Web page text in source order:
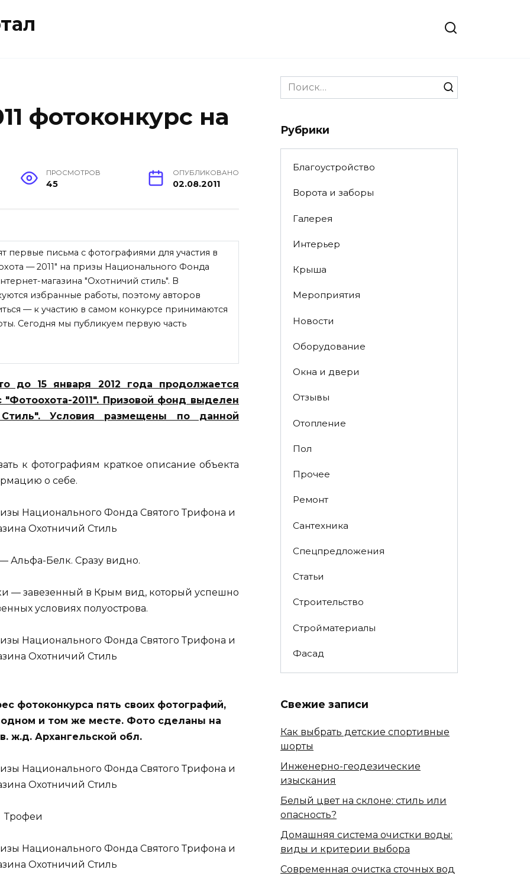
фотоконкурс на
ПРОСМОТРОВ
45
ОПУБЛИКОВАНО
02.08.2011
первые письма с фотографиями для участия в
— 2011" на призы Национального Фонда
магазина "Охотничий стиль". В
избранные работы, поэтому авторов
— к участию в самом конкурсе принимаются
Сегодня мы публикуем первую часть
до 15 января 2012 года продолжается
2011". Призовой фонд выделен
Стиль". Условия размещены по данной
к фотографиям краткое описание объекта
о себе.
Белк. Сразу видно.
— завезенный в Крым вид, который успешно
условиях полуострова.
фотоконкурса пять своих фотографий,
и том же месте. Фото сделаны на
ж.д. Архангельской обл.
Трофеи
Search
for:
Рубрики
Благоустройство
Ворота и заборы
Галерея
Интерьер
Крыша
Мероприятия
Новости
Оборудование
Окна и двери
Отзывы
Отопление
Пол
Прочее
Ремонт
Сантехника
Спецпредложения
Статьи
Строительство
Стройматериалы
Фасад
Свежие записи
Как выбрать детские спортивные
шорты
Инженерно-геодезические
изыскания
Белый цвет на склоне: стиль или
опасность?
Домашняя система очистки воды:
виды и критерии выбора
Современная очистка сточных вод